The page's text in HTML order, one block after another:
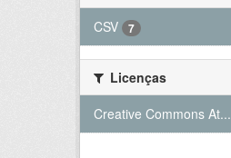
CSV
7
Licenças
Creative Commons At...